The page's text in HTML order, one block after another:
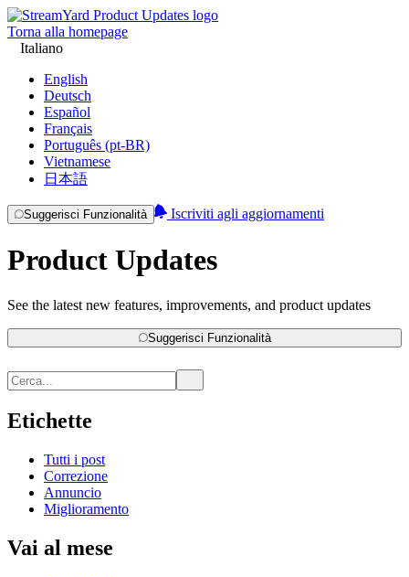
Torna alla homepage
Italiano
English
Deutsch
Español
Français
Português (pt-BR)
Vietnamese
日本語
Suggerisci Funzionalità Iscriviti agli aggiornamenti
Product Updates
See the latest new features, improvements, and product updates
Suggerisci Funzionalità
Etichette
Tutti i post
Correzione
Annuncio
Miglioramento
Vai al mese